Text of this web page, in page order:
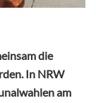
die
In NRW
am